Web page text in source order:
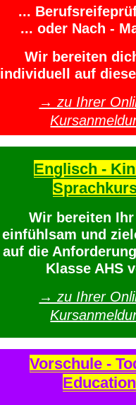
...
... oder Nach -
Wir bereiten
individuell auf
→ zu Ihrer
Englisch -
Wir bereiten
einfühlsam und
auf die
Klasse AHS
→ zu Ihrer
Vorschule -
Education